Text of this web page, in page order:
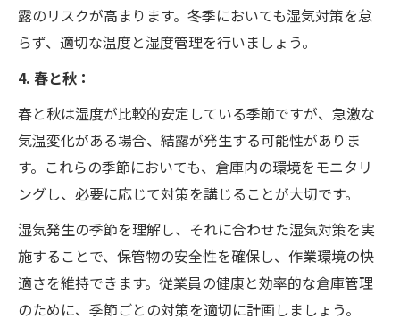
露のリスクが高まります。冬季においても湿気対策を怠
らず、適切な温度と湿度管理を行いましょう。
4. 春と秋：
春と秋は湿度が比較的安定している季節ですが、急激な
気温変化がある場合、結露が発生する可能性がありま
す。これらの季節においても、倉庫内の環境をモニタリ
ングし、必要に応じて対策を講じることが大切です。
湿気発生の季節を理解し、それに合わせた湿気対策を実
施することで、保管物の安全性を確保し、作業環境の快
適さを維持できます。従業員の健康と効率的な倉庫管理
のために、季節ごとの対策を適切に計画しましょう。